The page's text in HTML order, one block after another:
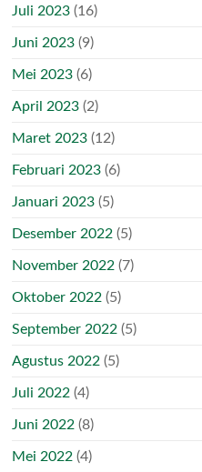
Juli 2023 (16)
Juni 2023 (9)
Mei 2023 (6)
April 2023 (2)
Maret 2023 (12)
Februari 2023 (6)
Januari 2023 (5)
Desember 2022 (5)
November 2022 (7)
Oktober 2022 (5)
September 2022 (5)
Agustus 2022 (5)
Juli 2022 (4)
Juni 2022 (8)
Mei 2022 (4)